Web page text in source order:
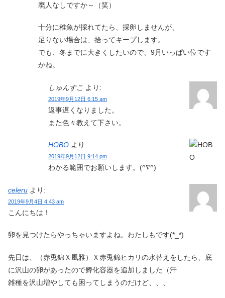
廃人なしですか～（笑）
十分に稚魚が採れてたら、採卵しませんが、
足りない場合は、拾ってキープします。
でも、冬までに大きくしたいので、9月いっぱい位です
かね。
しゅんすこ より:
2019年9月12日 6:15 am
返事遅くなりました。
また色々教えて下さい。
HOBO より:
2019年9月12日 9:14 pm
わかる範囲でお願いします。(^∇^)
celeru より:
2019年9月4日 4:43 am
こんにちは！
卵を見つけたらやっちゃいますよね。わたしもです(*_*)
先日は、（赤兎錦Ｘ風雅）Ｘ赤兎錦ヒカリの水替えをしたら、底
に沢山の卵があったので孵化容器を追加しました（汗
雑種を沢山増やしても困ってしまうのだけど、、、